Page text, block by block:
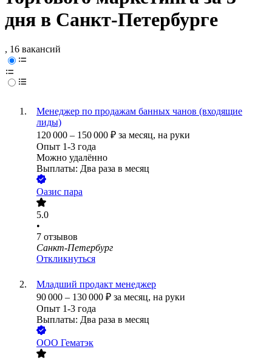
дня в Санкт-Петербурге
, 16 вакансий
Менеджер по продажам банных чанов (входящие
лиды)
120 000 – 150 000 ₽ за месяц, на руки
Опыт 1-3 года
Можно удалённо
Выплаты: Два раза в месяц
Оазис пара
5.0
•
7 отзывов
Санкт-Петербург
Откликнуться
Младший продакт менеджер
90 000 – 130 000 ₽ за месяц, на руки
Опыт 1-3 года
Выплаты: Два раза в месяц
ООО Гематэк